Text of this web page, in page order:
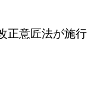
正意匠法が施行